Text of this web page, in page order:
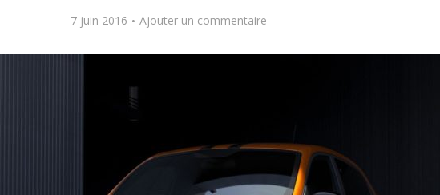
7 juin 2016 Ajouter un commentaire